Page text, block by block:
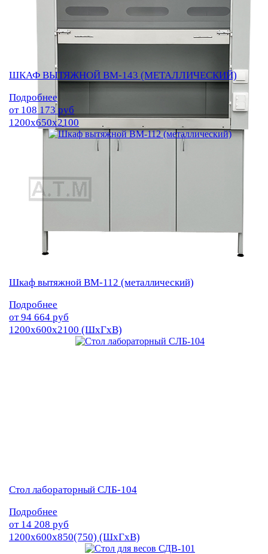
ШКАФ ВЫТЯЖНОЙ ВМ-143 (МЕТАЛЛИЧЕСКИЙ)
Подробнее
от 108 173 руб
1200х650х2100
Шкаф вытяжной ВМ-112 (металлический)
Подробнее
от94 664 руб
1200х600х2100 (ШхГхВ)
Стол лабораторный СЛБ-104
Подробнее
от 14 208 руб
1200х600х850(750) (ШхГхВ)